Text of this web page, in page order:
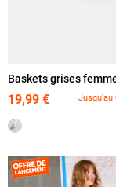
Baskets grises
19,99 €
Jusqu'au